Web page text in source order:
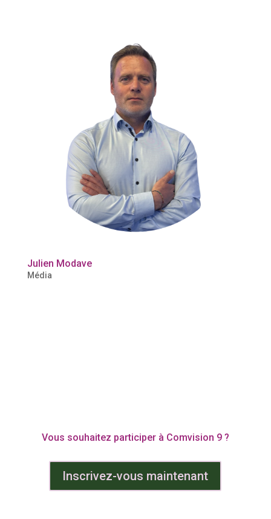
Julien Modave
Média
Vous souhaitez participer à Comvision 9 ?
Inscrivez-vous maintenant